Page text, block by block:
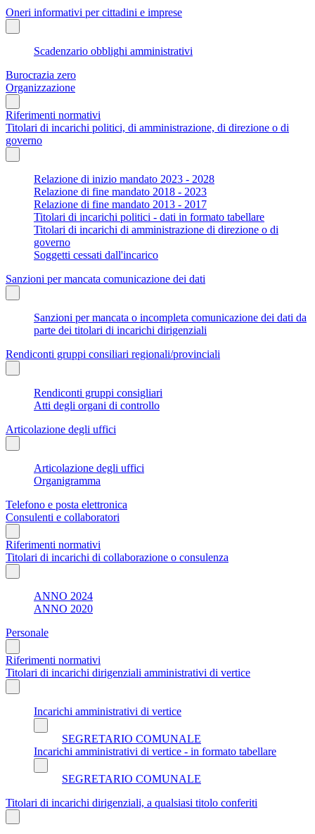
Oneri informativi per cittadini e imprese
Scadenzario obblighi amministrativi
Burocrazia zero
Organizzazione
Riferimenti normativi
Titolari di incarichi politici, di amministrazione, di direzione o di
governo
Relazione di inizio mandato 2023 - 2028
Relazione di fine mandato 2018 - 2023
Relazione di fine mandato 2013 - 2017
Titolari di incarichi politici - dati in formato tabellare
Titolari di incarichi di amministrazione di direzione o di
governo
Soggetti cessati dall'incarico
Sanzioni per mancata comunicazione dei dati
Sanzioni per mancata o incompleta comunicazione dei dati da
parte dei titolari di incarichi dirigenziali
Rendiconti gruppi consiliari regionali/provinciali
Rendiconti gruppi consigliari
Atti degli organi di controllo
Articolazione degli uffici
Articolazione degli uffici
Organigramma
Telefono e posta elettronica
Consulenti e collaboratori
Riferimenti normativi
Titolari di incarichi di collaborazione o consulenza
ANNO 2024
ANNO 2020
Personale
Riferimenti normativi
Titolari di incarichi dirigenziali amministrativi di vertice
Incarichi amministrativi di vertice
SEGRETARIO COMUNALE
Incarichi amministrativi di vertice - in formato tabellare
SEGRETARIO COMUNALE
Titolari di incarichi dirigenziali, a qualsiasi titolo conferiti